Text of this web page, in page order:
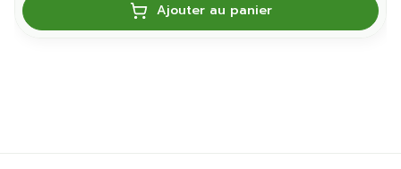
Ajouter au panier